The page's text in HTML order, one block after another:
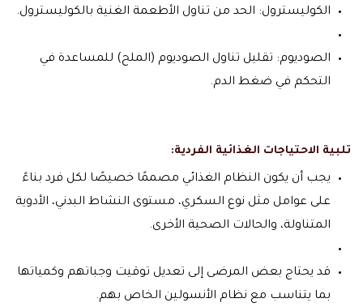
الكوليسترول: الحد من تناول الأطعمة الغنية بالكوليسترول.
الصوديوم: تقليل تناول الصوديوم (الملح) للمساعدة في
التحكم في ضغط الدم.
تلبية الاحتياجات الغذائية الفردية:
يجب أن يكون النظام الغذائي مصممًا خصيصًا لكل فرد بناءً
على عوامل مثل نوع السكري، مستوى النشاط البدني، الأدوية
المتناولة، والحالات الصحية الأخرى.
قد يحتاج بعض المرضى إلى تعديل توقيت وجباتهم وكمياتها
بما يتناسب مع نظام الأنسولين الخاص بهم.